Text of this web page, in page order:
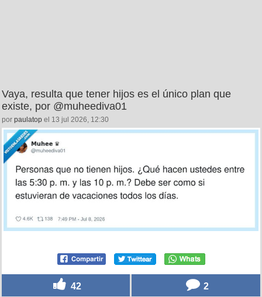
Vaya, resulta que tener hijos es el único plan que
existe, por @muheediva01
por paulatop el 13 jul 2026, 12:30
42 2